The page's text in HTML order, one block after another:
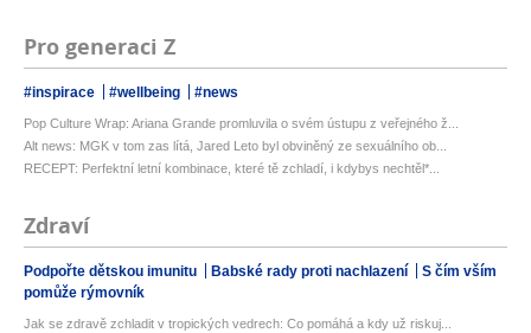
Pro generaci Z
#inspirace #wellbeing #news
Pop Culture Wrap: Ariana Grande promluvila o svém ústupu z veřejného ž...
Alt news: MGK v tom zas lítá, Jared Leto byl obviněný ze sexuálního ob...
RECEPT: Perfektní letní kombinace, které tě zchladí, i kdybys nechtěl*...
Zdraví
Podpořte dětskou imunitu Babské rady proti nachlazení
S čím vším
pomůže rýmovník
Jak se zdravě zchladit v tropických vedrech: Co pomáhá a kdy už riskuj...